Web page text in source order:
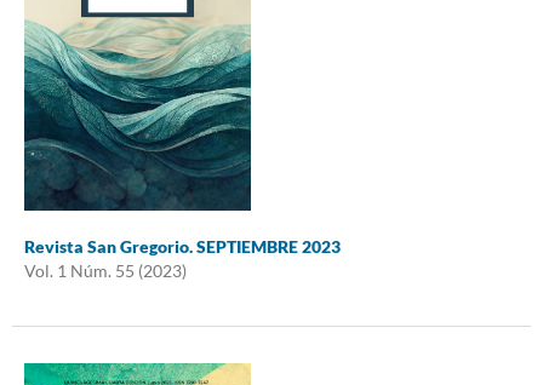
Revista San Gregorio. SEPTIEMBRE 2023
Vol. 1 Núm. 55 (2023)